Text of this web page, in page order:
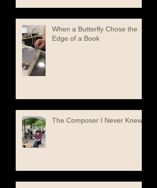
When a Butterfly Chose the
Edge of a Book
The Composer I Never Knew